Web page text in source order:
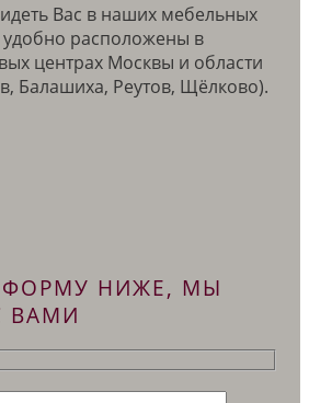
Вас в наших мебельных
удобно расположены в
центрах Москвы и области
Балашиха, Реутов, Щёлково).
ФОРМУ НИЖЕ, МЫ
ВАМИ